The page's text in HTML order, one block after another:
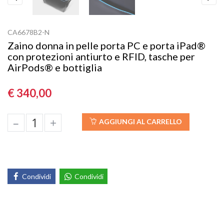
CA6678B2-N
Zaino donna in pelle porta PC e porta iPad®
con protezioni antiurto e RFID, tasche per
AirPods® e bottiglia
€ 340,00
– + AGGIUNGI AL CARRELLO
Condividi Condividi